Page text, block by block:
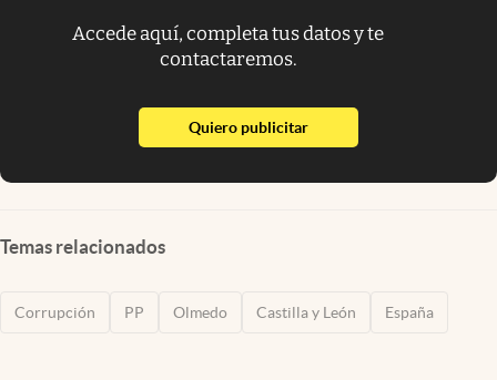
Accede aquí, completa tus datos y te
contactaremos.
Quiero publicitarabre en nueva pestaña
Temas relacionados
Corrupción PP Olmedo Castilla y León España